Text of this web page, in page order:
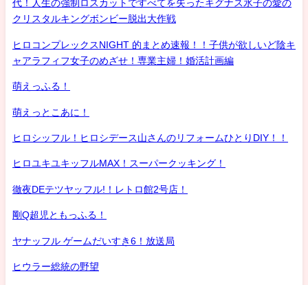
代！人生の強制ロスカットですべてを失ったキグナス氷子の愛の
クリスタルキングボンビー脱出大作戦
ヒロコンプレックスNIGHT 的まとめ速報！！子供が欲しいど陰キ
ャアラフィフ女子のめざせ！専業主婦！婚活計画編
萌えっふる！
萌えっとこあに！
ヒロシッフル！ヒロシデース山さんのリフォームひとりDIY！！
ヒロユキユキッフルMAX！スーパークッキング！
徹夜DEテツヤッフル!！レトロ館2号店！
剛Q超児ともっふる！
ヤナッフル ゲームだいすき6！放送局
ヒウラー総統の野望